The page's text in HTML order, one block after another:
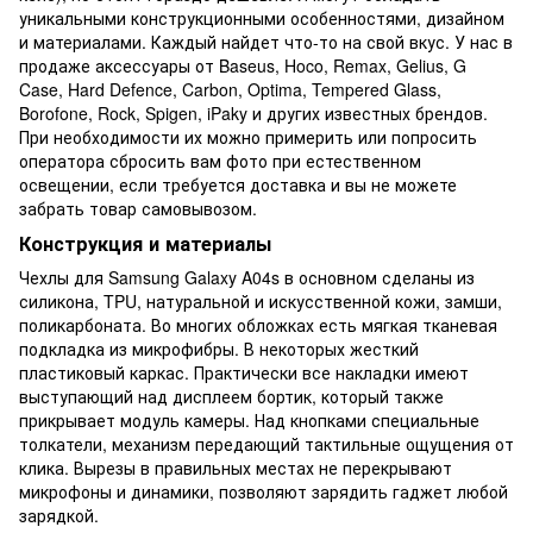
уникальными конструкционными особенностями, дизайном
и материалами. Каждый найдет что-то на свой вкус. У нас в
продаже аксессуары от Baseus, Hoco, Remax, Gelius, G
Case, Hard Defence, Carbon, Optima, Tempered Glass,
Borofone, Rock, Spigen, iPaky и других известных брендов.
При необходимости их можно примерить или попросить
оператора сбросить вам фото при естественном
освещении, если требуется доставка и вы не можете
забрать товар самовывозом.
Конструкция и материалы
Чехлы для Samsung Galaxy A04s в основном сделаны из
силикона, TPU, натуральной и искусственной кожи, замши,
поликарбоната. Во многих обложках есть мягкая тканевая
подкладка из микрофибры. В некоторых жесткий
пластиковый каркас. Практически все накладки имеют
выступающий над дисплеем бортик, который также
прикрывает модуль камеры. Над кнопками специальные
толкатели, механизм передающий тактильные ощущения от
клика. Вырезы в правильных местах не перекрывают
микрофоны и динамики, позволяют зарядить гаджет любой
зарядкой.